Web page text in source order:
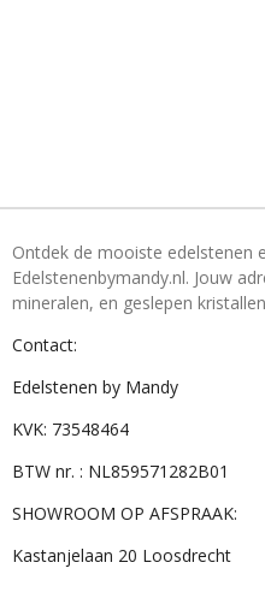
Ontdek de mooiste edelstenen
Edelstenenbymandy.nl. Jouw
mineralen, en geslepen
Contact:
Edelstenen by Mandy
KVK: 73548464
BTW nr. : NL859571282B01
SHOWROOM OP AFSPRAAK:
Kastanjelaan 20 Loosdrecht